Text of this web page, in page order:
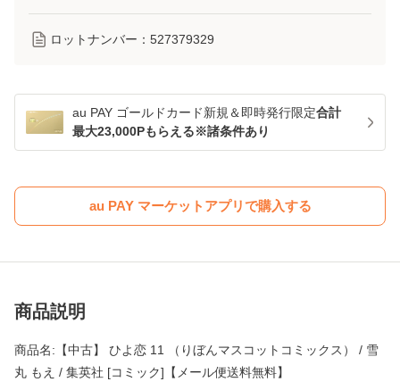
ロットナンバー： 527379329
au PAY ゴールドカード新規＆即時発行限定合計
最大23,000Pもらえる※諸条件あり
au PAY マーケットアプリで購入する
商品説明
商品名:【中古】 ひよ恋 11 （りぼんマスコットコミックス） / 雪
丸 もえ / 集英社 [コミック]【メール便送料無料】